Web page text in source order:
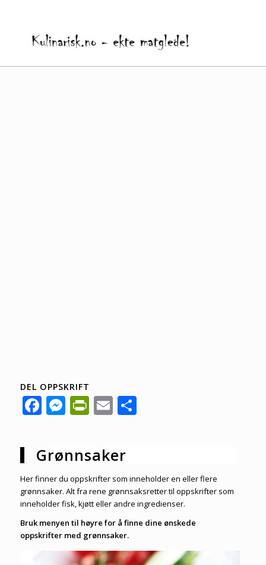
DEL OPPSKRIFT
Facebook
Messenger
PrintFriendly
EmailShare
Grønnsaker
Her finner du oppskrifter som inneholder en eller flere
grønnsaker. Alt fra rene grønnsaksretter til oppskrifter som
inneholder fisk, kjøtt eller andre ingredienser.
Bruk menyen til høyre for å finne dine ønskede
oppskrifter med grønnsaker.